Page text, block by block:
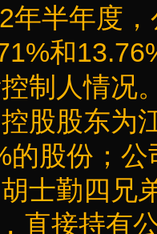
年半年度
和
制人情况
股东为江
的股份；
士勤四兄
直接持有